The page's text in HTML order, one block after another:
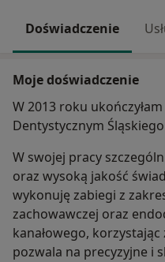
Doświadczenie
Moje doświadczenie
W 2013 roku
Dentystycznym
W swojej pracy
oraz wysoką jakość
wykonuję zabiegi z
zachowawczej oraz
kanałowego,
pozwala na precyzyjne i